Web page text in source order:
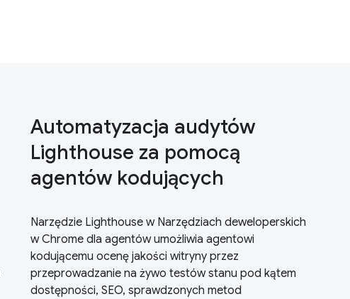
Automatyzacja audytów
Lighthouse za pomocą
agentów kodujących
Narzędzie Lighthouse w Narzędziach deweloperskich
w Chrome dla agentów umożliwia agentowi
kodującemu ocenę jakości witryny przez
przeprowadzanie na żywo testów stanu pod kątem
dostępności, SEO, sprawdzonych metod